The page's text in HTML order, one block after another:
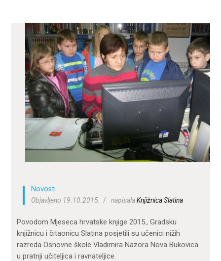
PROGRAMI I PROJEKTI
KATALOG
O KNJIŽNICI
ZA KORISNIKE
ODJELI
DOKUMENTI
KONTAKT
Novosti
Objavljeno 19.10.2015.
napisalaKnjižnica Slatina
Povodom Mjeseca hrvatske knjige 2015., Gradsku
knjižnicu i čitaonicu Slatina posjetili su učenici nižih
razreda Osnovne škole Vladimira Nazora Nova Bukovica
u pratnji učiteljica i ravnateljice.